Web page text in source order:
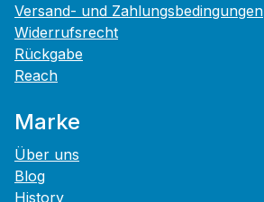
Versand- und Zahlungsbedingungen
Widerrufsrecht
Rückgabe
Reach
Marke
Über uns
Blog
History